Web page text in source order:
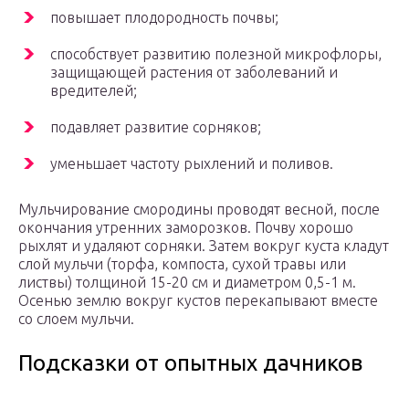
повышает плодородность почвы;
способствует развитию полезной микрофлоры,
защищающей растения от заболеваний и
вредителей;
подавляет развитие сорняков;
уменьшает частоту рыхлений и поливов.
Мульчирование смородины проводят весной, после
окончания утренних заморозков. Почву хорошо
рыхлят и удаляют сорняки. Затем вокруг куста кладут
слой мульчи (торфа, компоста, сухой травы или
листвы) толщиной 15-20 см и диаметром 0,5-1 м.
Осенью землю вокруг кустов перекапывают вместе
со слоем мульчи.
Подсказки от опытных дачников